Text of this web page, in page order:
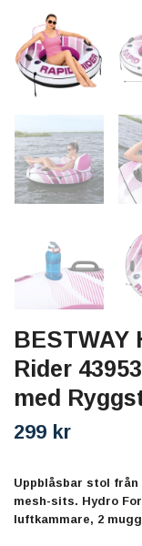
BESTWAY
Rider
med
299 kr
Uppblåsbar stol
mesh-sits. Hydro
luftkammare, 2